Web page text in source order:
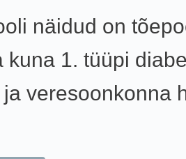
näidud on
kuna 1. tüüpi
veresoonkonna